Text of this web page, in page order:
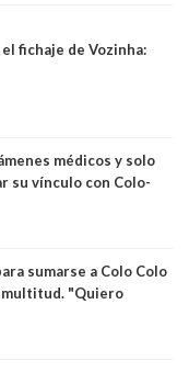
fichaje de Vozinha:
médicos y solo
su vínculo con Colo-
sumarse a Colo Colo
"Quiero